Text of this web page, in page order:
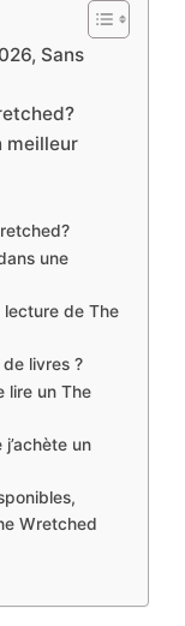
Sans
meilleur
une
lecture de The
livres ?
lire un The
un
Wretched